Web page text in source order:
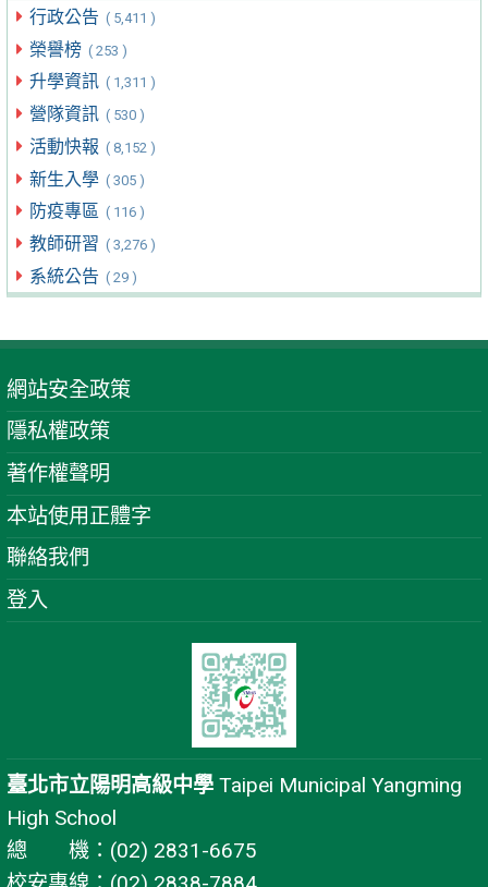
行政公告 ( 5,411 )
榮譽榜 ( 253 )
升學資訊 ( 1,311 )
營隊資訊 ( 530 )
活動快報 ( 8,152 )
新生入學 ( 305 )
防疫專區 ( 116 )
教師研習 ( 3,276 )
系統公告 ( 29 )
網站安全政策
隱私權政策
著作權聲明
本站使用正體字
聯絡我們
登入
臺北市立陽明高級中學 Taipei Municipal Yangming
High School
總 機：(02) 2831-6675